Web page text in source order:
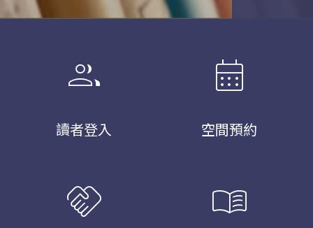
group
讀者登入
calendar_month
空間預約
handshake menu_book